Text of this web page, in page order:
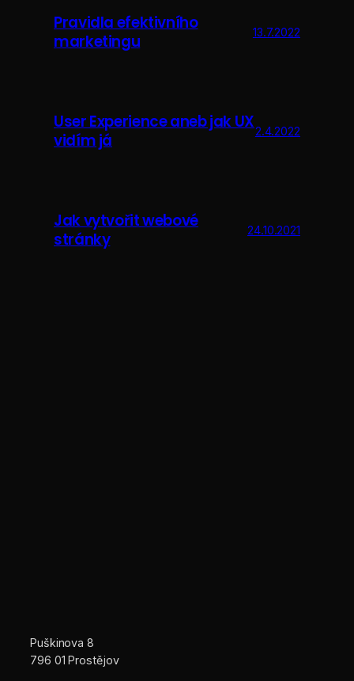
Pravidla efektivního
marketingu
13.7.2022
User Experience aneb jak UX
vidím já
2.4.2022
Jak vytvořit webové
stránky
24.10.2021
Puškinova 8
796 01 Prostějov